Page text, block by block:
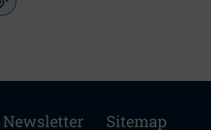
Newsletter Sitemap